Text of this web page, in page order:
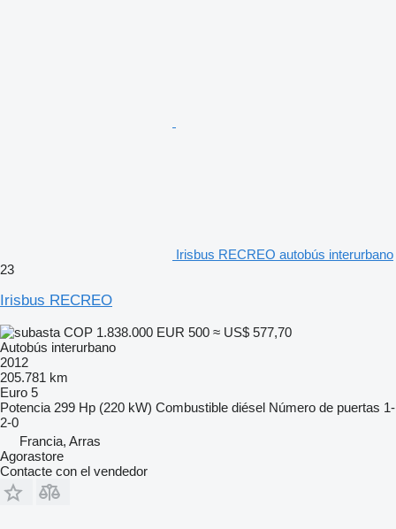
Irisbus RECREO autobús interurbano
23
Irisbus RECREO
COP 1.838.000 EUR 500 ≈ US$ 577,70
Autobús interurbano
2012
205.781 km
Euro 5
Potencia 299 Hp (220 kW) Combustible diésel Número de puertas 1-
2-0
Francia, Arras
Agorastore
Contacte con el vendedor